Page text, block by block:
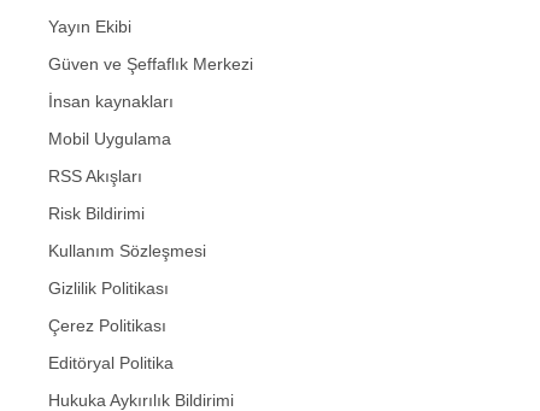
Yayın Ekibi
Güven ve Şeffaflık Merkezi
İnsan kaynakları
Mobil Uygulama
RSS Akışları
Risk Bildirimi
Kullanım Sözleşmesi
Gizlilik Politikası
Çerez Politikası
Editöryal Politika
Hukuka Aykırılık Bildirimi